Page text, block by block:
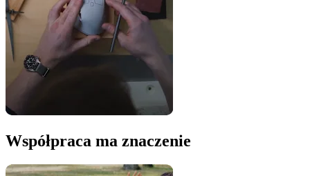
Współpraca ma znaczenie